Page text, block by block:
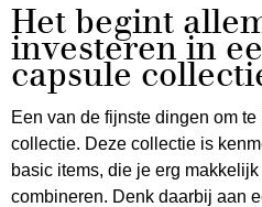
Het begint
investeren in
capsule
Een van de fijnste dingen om
collectie. Deze collectie is
basic items, die je erg
combineren. Denk daarbij aan